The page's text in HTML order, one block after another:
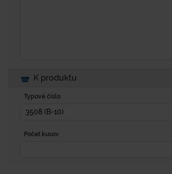
K produktu
Typové číslo
Počet kusov